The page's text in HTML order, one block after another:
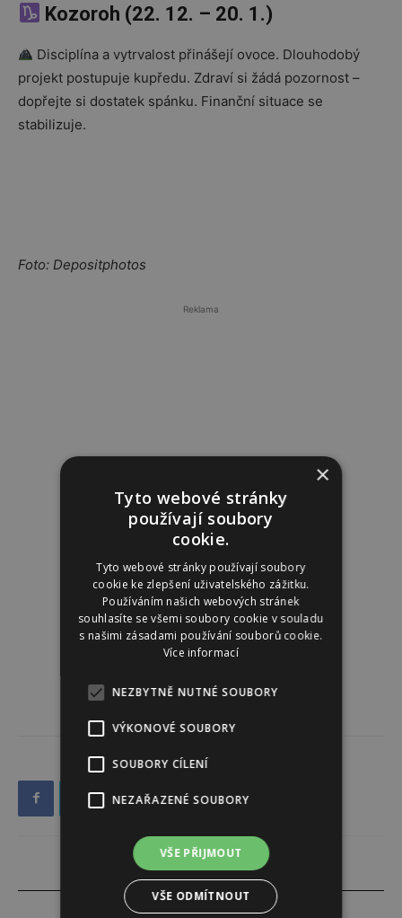
Kozoroh (22. 12. – 20. 1.)
Disciplína a vytrvalost přinášejí ovoce. Dlouhodobý
projekt postupuje kupředu. Zdraví si žádá pozornost –
dopřejte si dostatek spánku. Finanční situace se
stabilizuje.
Foto: Depositphotos
Reklama
×
Tyto webové stránky
používají soubory
cookie.
Tyto webové stránky používají soubory
cookie ke zlepšení uživatelského zážitku.
Používáním našich webových stránek
souhlasíte se všemi soubory cookie v souladu
s našimi zásadami používání souborů cookie.
Více informací
NEZBYTNĚ NUTNÉ SOUBORY
VÝKONOVÉ SOUBORY
SOUBORY CÍLENÍ
NEZAŘAZENÉ SOUBORY
VŠE PŘIJMOUT
VŠE ODMÍTNOUT